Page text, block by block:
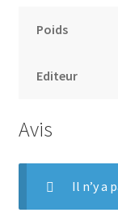
Poids
Editeur
Avis
Il n’y a